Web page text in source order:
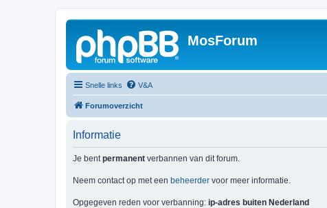
MosForum
Snelle links V&A
Forumoverzicht
Informatie
Je bentpermanent verbannen van dit forum.
Neem contact op met een beheerder voor meer informatie.
Opgegeven reden voor verbanning: ip-adres buiten Nederland